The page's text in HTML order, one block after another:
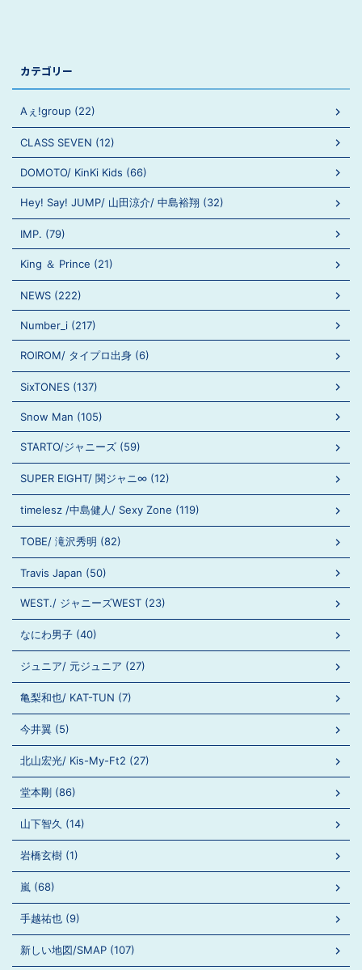
カテゴリー
Aぇ!group (22)
CLASS SEVEN (12)
DOMOTO/ KinKi Kids (66)
Hey! Say! JUMP/ 山田涼介/ 中島裕翔 (32)
IMP. (79)
King ＆ Prince (21)
NEWS (222)
Number_i (217)
ROIROM/ タイプロ出身 (6)
SixTONES (137)
Snow Man (105)
STARTO/ジャニーズ (59)
SUPER EIGHT/ 関ジャニ∞ (12)
timelesz /中島健人/ Sexy Zone (119)
TOBE/ 滝沢秀明 (82)
Travis Japan (50)
WEST./ ジャニーズWEST (23)
なにわ男子 (40)
ジュニア/ 元ジュニア (27)
亀梨和也/ KAT-TUN (7)
今井翼 (5)
北山宏光/ Kis-My-Ft2 (27)
堂本剛 (86)
山下智久 (14)
岩橋玄樹 (1)
嵐 (68)
手越祐也 (9)
新しい地図/SMAP (107)